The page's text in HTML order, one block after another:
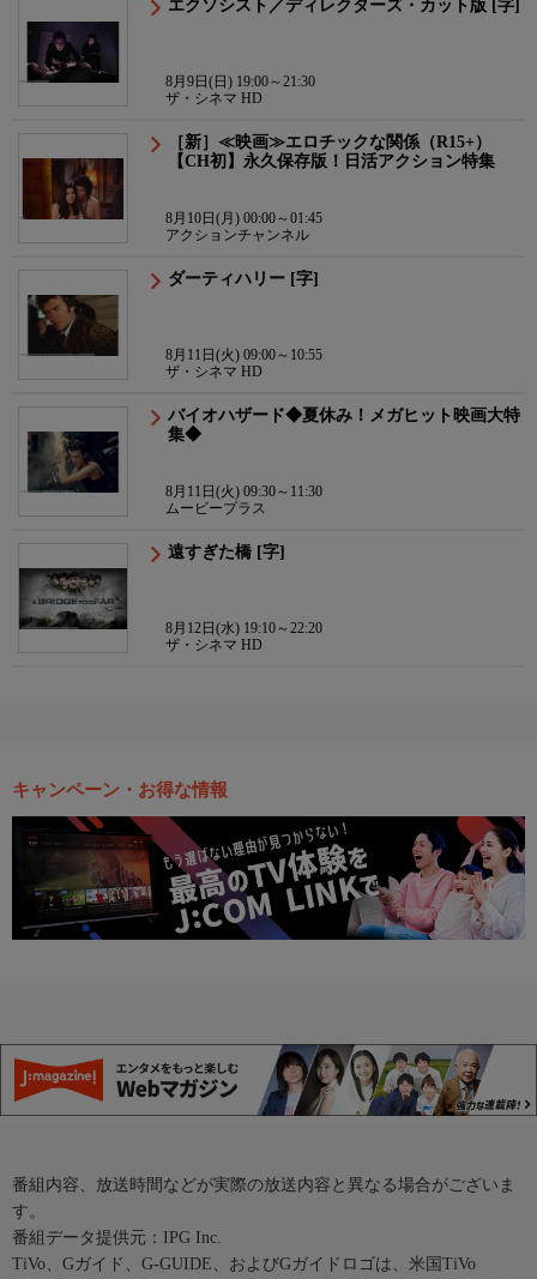
エクソシスト／ディレクターズ・カット版 [字]
8月9日(日) 19:00～21:30
ザ・シネマ HD
［新］≪映画≫エロチックな関係（R15+）
【CH初】永久保存版！日活アクション特集
8月10日(月) 00:00～01:45
アクションチャンネル
ダーティハリー [字]
8月11日(火) 09:00～10:55
ザ・シネマ HD
バイオハザード◆夏休み！メガヒット映画大特
集◆
8月11日(火) 09:30～11:30
ムービープラス
遠すぎた橋 [字]
8月12日(水) 19:10～22:20
ザ・シネマ HD
キャンペーン・お得な情報
番組内容、放送時間などが実際の放送内容と異なる場合がございま
す。
番組データ提供元：IPG Inc.
TiVo、Gガイド、G-GUIDE、およびGガイドロゴは、米国TiVo